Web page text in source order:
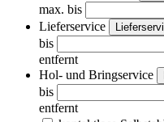
max. bis
Lieferservice
bis
entfernt
Hol- und Bringservice
bis
entfernt